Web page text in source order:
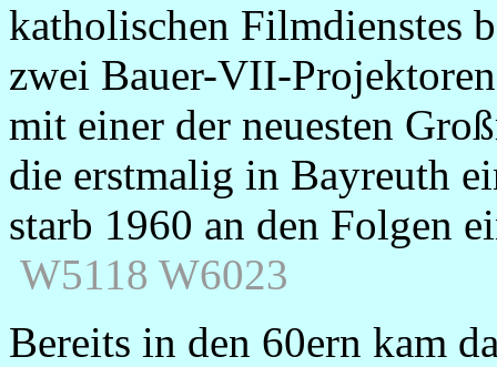
katholischen Filmdienstes
zwei Bauer-VII-
mit einer der neuesten
die erstmalig in Bayreuth
starb 1960 an den Folgen
W5118 W6023
Bereits in den 60ern kam